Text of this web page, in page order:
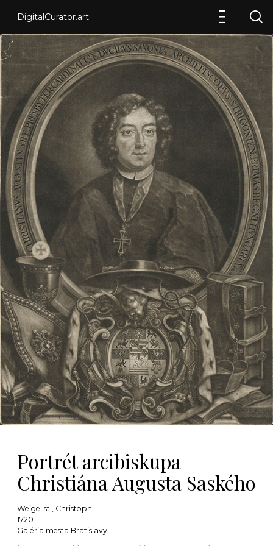
DigitalCurator.art
Portrét arcibiskupa
Christiána Augusta Saského
Weigel st., Christoph
1720
Galéria mesta Bratislavy